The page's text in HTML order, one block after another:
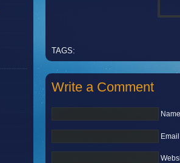
TAGS:
Write a Comment